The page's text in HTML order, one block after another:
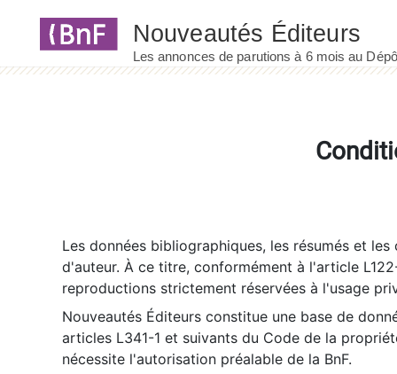
Les données bibliographiques, les résumés et
d'auteur. À ce titre, conformément à l'article
reproductions strictement réservées à l'usage
Nouveautés Éditeurs constitue une base de
articles L341-1 et suivants du Code de la
nécessite l'autorisation préalable de la BnF.